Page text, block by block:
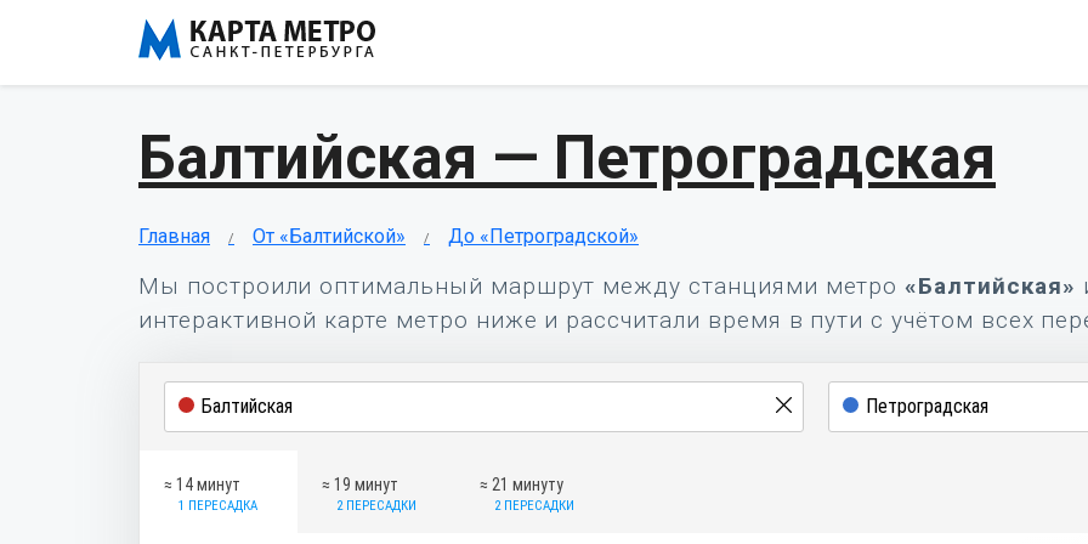
Балтийская — Петроградская
Главная От «Балтийской» До «Петроградской»
Мы построили оптимальный маршрут между станциями метро«Балтийская»
интерактивной карте метро ниже и рассчитали время в пути с учётом всех
≈ 14 минут
1 ПЕРЕСАДКА
≈ 19 минут
2 ПЕРЕСАДКИ
≈ 21 минуту
2 ПЕРЕСАДКИ